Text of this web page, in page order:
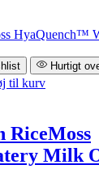
Hurtigt
til kurv
RiceMoss
Milk